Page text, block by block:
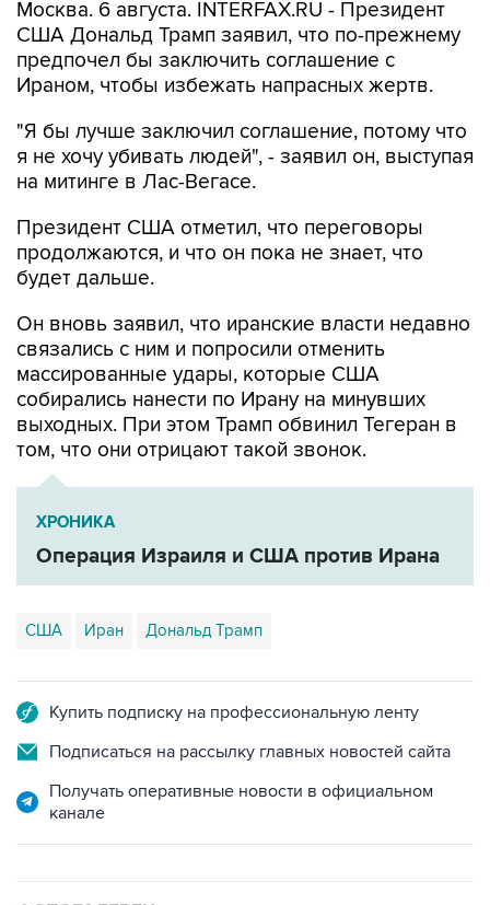
предпочел бы заключить соглашение с
Ираном, чтобы избежать напрасных жертв.
"Я бы лучше заключил соглашение, потому что
на митинге в Лас-Вегасе.
Президент США отметил, что переговоры
будет дальше.
Он вновь заявил, что иранские власти недавно
массированные удары, которые США
собирались нанести по Ирану на минувших
выходных. При этом Трамп обвинил Тегеран в
том, что они отрицают такой звонок.
ХРОНИКА
Операция Израиля и США против Ирана
США Иран Дональд Трамп
Подписаться на рассылку главных новостей сайта
Получать оперативные новости в официальном
канале